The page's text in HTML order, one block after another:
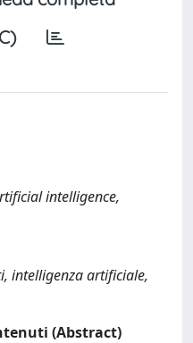
intelligence,
intelligenza artificiale,
(Abstract)